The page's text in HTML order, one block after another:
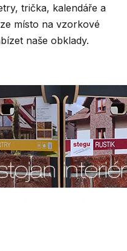
trička, kalendáře a
místo na vzorkové
naše obklady.